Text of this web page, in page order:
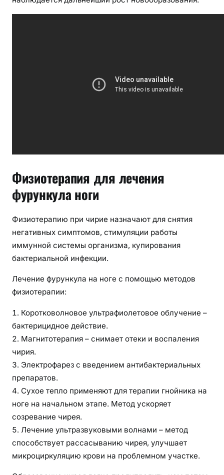
Физиотерапия для лечения
фурункула ноги
Физиотерапию при чирие назначают для снятия
негативных симптомов, стимуляции работы
иммунной системы организма, купирования
бактериальной инфекции.
Лечение фурункула на ноге с помощью методов
физиотерапии:
Коротковолновое ультрафиолетовое облучение –
бактерицидное действие.
Магнитотерапия – снимает отеки и воспаления
чирия.
Электрофарез с введением антибактериальных
препаратов.
Сухое тепло применяют для терапии гнойника на
ноге на начальном этапе. Метод ускоряет
созревание чирея.
Лечение ультразвуковыми волнами – метод
способствует рассасыванию чирея, улучшает
микроциркуляцию крови на проблемном участке.